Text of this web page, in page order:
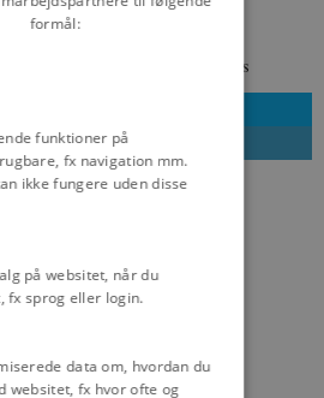
Fra: Wikimedia Commons
UDSKRIV
formål:
funktioner på
fx navigation mm.
ikke fungere uden disse
på websitet, når du
fx sprog eller login.
data om, hvordan du
websitet, fx hvor ofte og